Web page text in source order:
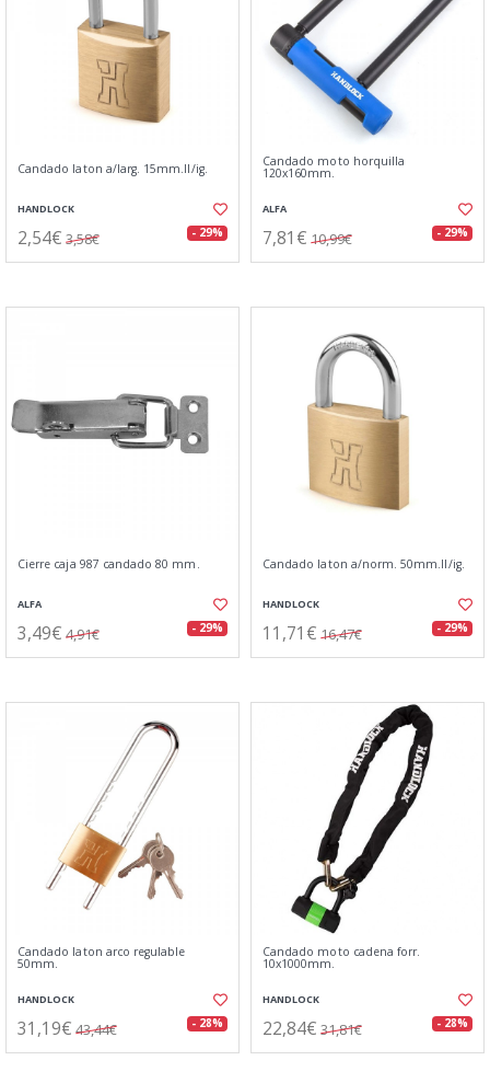
Candado laton a/larg. 15mm.ll/ig.
HANDLOCK
2,54€ 3,58€ - 29%
Candado moto horquilla
120x160mm.
ALFA
7,81€ 10,99€ - 29%
Cierre caja 987 candado 80 mm.
ALFA
3,49€ 4,91€ - 29%
Candado laton a/norm. 50mm.ll/ig.
HANDLOCK
11,71€ 16,47€ - 29%
Candado laton arco regulable
50mm.
HANDLOCK
31,19€ 43,44€ - 28%
Candado moto cadena forr.
10x1000mm.
HANDLOCK
22,84€ 31,81€ - 28%